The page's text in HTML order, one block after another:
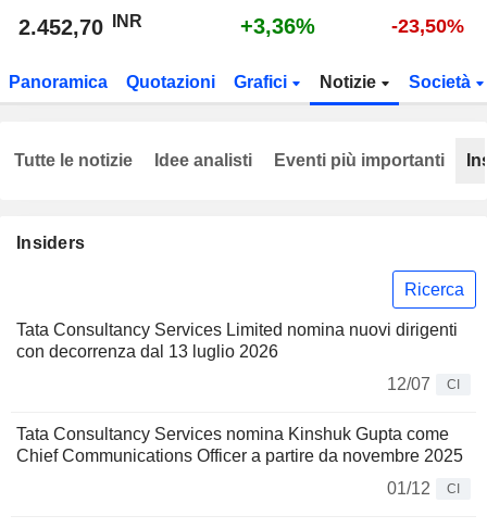
2.452,70 INR +3,36% -23,50%
Panoramica Quotazioni Grafici Notizie Società
Insiders
Ricerca
Tata Consultancy Services Limited nomina nuovi dirigenti
con decorrenza dal 13 luglio 2026
12/07
CI
Tata Consultancy Services nomina Kinshuk Gupta come
Chief Communications Officer a partire da novembre 2025
01/12
CI
Tutte le notizie Idee analisti Eventi più importanti